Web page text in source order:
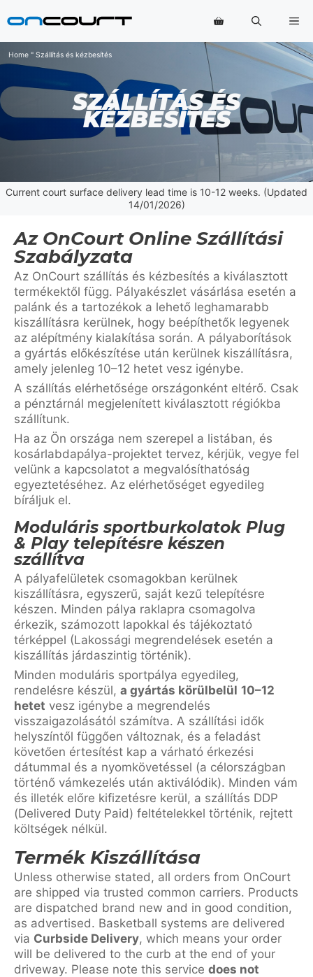
Home " Szállítás és kézbesítés
SZÁLLÍTÁS ÉS
KÉZBESÍTÉS
Current court surface delivery lead time is 10-12 weeks. (Updated
14/01/2026)
Az OnCourt Online Szállítási
Szabályzata
Az OnCourt szállítás és kézbesítés a kiválasztott
termékektől függ. Pályakészlet vásárlása esetén a
palánk és a tartozékok a lehető leghamarabb
kiszállításra kerülnek, hogy beépíthetők legyenek
az alépítmény kialakítása során. A pályaborítások
a gyártás előkészítése után kerülnek kiszállításra,
amely jelenleg 10–12 hetet vesz igénybe.
A szállítás elérhetősége országonként eltérő. Csak
a pénztárnál megjelenített kiválasztott régiókba
szállítunk.
Ha az Ön országa nem szerepel a listában, és
kosárlabdapálya-projektet tervez, kérjük, vegye fel
velünk a kapcsolatot a megvalósíthatóság
egyeztetéséhez. Az elérhetőséget egyedileg
bíráljuk el.
Moduláris sportburkolatok Plug
& Play telepítésre készen
szállítva
A pályafelületek csomagokban kerülnek
kiszállításra, egyszerű, saját kezű telepítésre
készen. Minden pálya raklapra csomagolva
érkezik, számozott lapokkal és tájékoztató
térképpel (Lakossági megrendelések esetén a
kiszállítás járdaszintig történik).
Minden moduláris sportpálya egyedileg,
rendelésre készül, a gyártás körülbelül 10–12
hetet vesz igénybe a megrendelés
visszaigazolásától számítva. A szállítási idők
helyszíntől függően változnak, és a feladást
követően értesítést kap a várható érkezési
dátummal és a nyomkövetéssel (a célországban
történő vámkezelés után aktiválódik). Minden vám
és illeték előre kifizetésre kerül, a szállítás DDP
(Delivered Duty Paid) feltételekkel történik, rejtett
költségek nélkül.
Termék Kiszállítása
Unless otherwise stated, all orders from OnCourt
are shipped via trusted common carriers. Products
are dispatched brand new and in good condition,
as advertised. Basketball systems are delivered
via Curbside Delivery, which means your order
will be delivered to the curb at the end of your
driveway. Please note this service does not